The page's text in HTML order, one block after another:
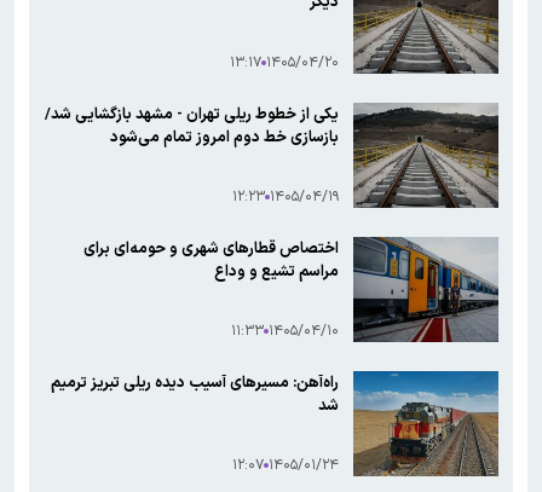
۱۴۰۵/۰۴/۲۰ ۱۳:۱۷
یکی از خطوط ریلی تهران - مشهد بازگشایی شد/
بازسازی خط دوم امروز تمام می‌شود
۱۴۰۵/۰۴/۱۹ ۱۲:۲۳
اختصاص قطارهای شهری و حومه‌ای برای
مراسم تشیع و وداع
۱۴۰۵/۰۴/۱۰ ۱۱:۳۳
راه‌آهن: مسیرهای آسیب دیده ریلی تبریز ترمیم
شد
۱۴۰۵/۰۱/۲۴ ۱۲:۰۷